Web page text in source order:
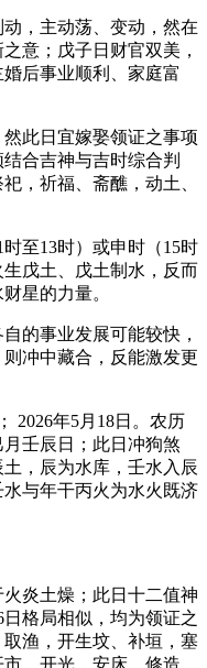
，主动荡、变动，然在
意；戊子日财官双美，
后事业顺利、家庭富
此日宜嫁娶领证之事项
合吉神与吉时综合判
，祈福、斋醮，动土、
至13时）或申时（15时
戊土、戊土制水，反而
星的力量。
的事业发展可能较快，
冲中藏合，反能激发更
2026年5月18日。农历
壬辰日；此日冲狗煞
，辰为水库，壬水入辰
与年干丙火为水火既济
炎土燥；此日十二值神
格局相似，均为领证之
取渔，开生坟、补垣，塞
、开光，安床、修造。